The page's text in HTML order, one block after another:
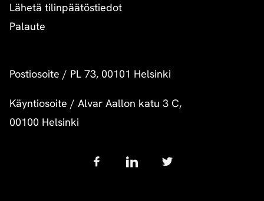
Lähetä tilinpäätöstiedot
Palaute
Postiosoite / PL 73, 00101 Helsinki
Käyntiosoite / Alvar Aallon katu 3 C,
00100 Helsinki